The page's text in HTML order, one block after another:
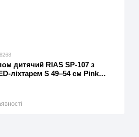
дитячий RIAS SP-107 з
ліхтарем S 49–54 см Pink